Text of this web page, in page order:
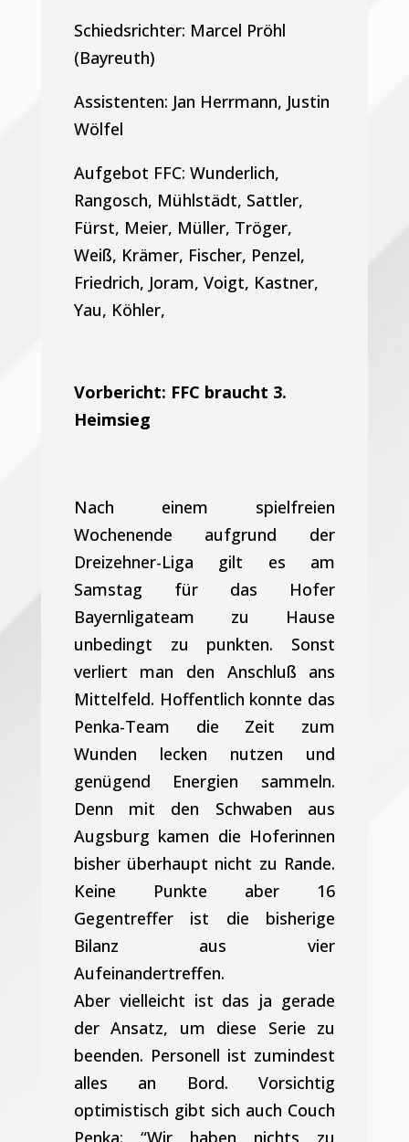
Schiedsrichter: Marcel Pröhl
(Bayreuth)
Assistenten: Jan Herrmann, Justin
Wölfel
Aufgebot FFC: Wunderlich,
Rangosch, Mühlstädt, Sattler,
Fürst, Meier, Müller, Tröger,
Weiß, Krämer, Fischer, Penzel,
Friedrich, Joram, Voigt, Kastner,
Yau, Köhler,
Vorbericht: FFC braucht 3.
Heimsieg
Nach einem spielfreien
Wochenende aufgrund der
Dreizehner-Liga gilt es am
Samstag für das Hofer
Bayernligateam zu Hause
unbedingt zu punkten. Sonst
verliert man den Anschluß ans
Mittelfeld. Hoffentlich konnte das
Penka-Team die Zeit zum
Wunden lecken nutzen und
genügend Energien sammeln.
Denn mit den Schwaben aus
Augsburg kamen die Hoferinnen
bisher überhaupt nicht zu Rande.
Keine Punkte aber 16
Gegentreffer ist die bisherige
Bilanz aus vier
Aufeinandertreffen.
Aber vielleicht ist das ja gerade
der Ansatz, um diese Serie zu
beenden. Personell ist zumindest
alles an Bord. Vorsichtig
optimistisch gibt sich auch Couch
Penka: “Wir haben nichts zu